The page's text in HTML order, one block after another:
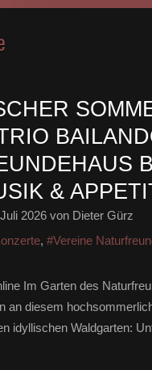
&
2026 von Dieter Gürz
, #Vereine
Im Garten des
an diesem
idyllischen Waldgarten: